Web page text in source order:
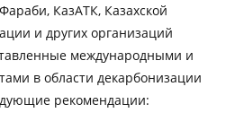
КазАТК, Казахской
и других организаций
международными и
в области декарбонизации
рекомендации: